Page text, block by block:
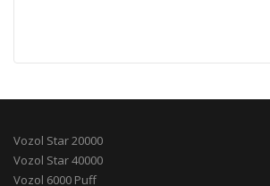
Vozol Star 20000
Vozol Star 40000
Vozol 6000 Puff